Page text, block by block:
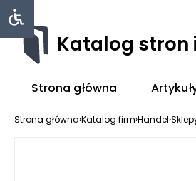
Katalog stron
Strona główna
Strona główna›Katalog firm›Handel›